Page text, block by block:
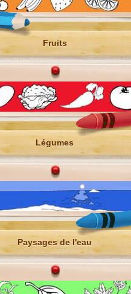
Fruits
Légumes
Paysages de l'eau